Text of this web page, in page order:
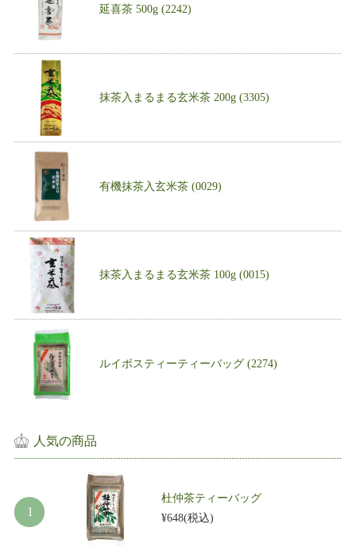
延喜茶 500g (2242)
抹茶入まるまる玄米茶 200g (3305)
有機抹茶入玄米茶 (0029)
抹茶入まるまる玄米茶 100g (0015)
ルイボスティーティーバッグ (2274)
人気の商品
杜仲茶ティーバッグ
¥648(税込)